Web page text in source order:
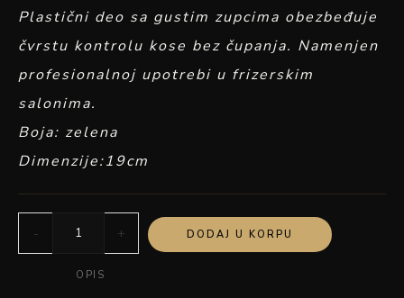
Plastični deo sa gustim zupcima obezbeđuje
čvrstu kontrolu kose bez čupanja. Namenjen
profesionalnoj upotrebi u frizerskim
salonima.
Boja: zelena
Dimenzije:19cm
- + DODAJ U KORPU
OPIS